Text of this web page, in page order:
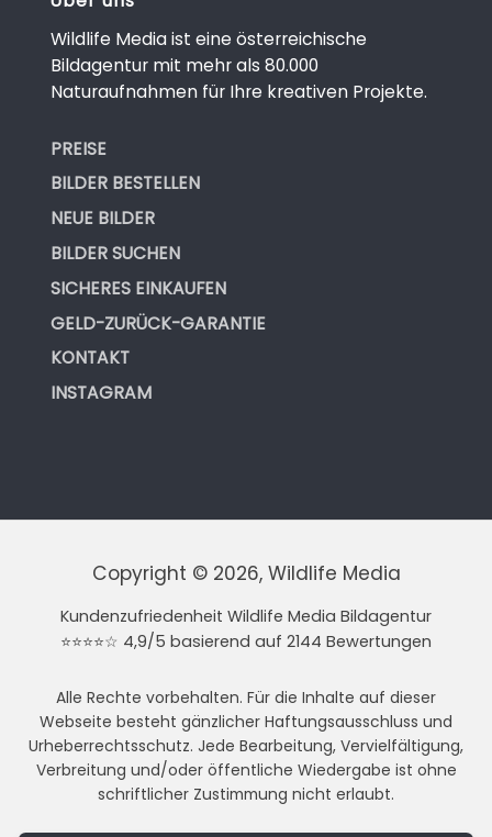
Wildlife Media ist eine österreichische
Bildagentur mit mehr als 80.000
Naturaufnahmen für Ihre kreativen Projekte.
PREISE
BILDER BESTELLEN
NEUE BILDER
BILDER SUCHEN
SICHERES EINKAUFEN
GELD-ZURÜCK-GARANTIE
KONTAKT
INSTAGRAM
Copyright © 2026, Wildlife Media
Kundenzufriedenheit Wildlife Media Bildagentur
⭐⭐⭐⭐☆ 4,9/5 basierend auf 2144 Bewertungen
Alle Rechte vorbehalten. Für die Inhalte auf dieser
Webseite besteht gänzlicher Haftungsausschluss und
Urheberrechtsschutz. Jede Bearbeitung, Vervielfältigung,
Verbreitung und/oder öffentliche Wiedergabe ist ohne
schriftlicher Zustimmung nicht erlaubt.